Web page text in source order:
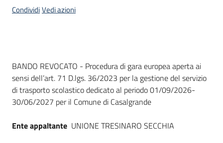
English
site
CondividiVedi azioni
Dati del bando
BANDO REVOCATO - Procedura di gara europea aperta ai
sensi dell’art. 71 D.lgs. 36/2023 per la gestione del servizio
di trasporto scolastico dedicato al periodo 01/09/2026-
30/06/2027 per il Comune di Casalgrande
Ente appaltante UNIONE TRESINARO SECCHIA